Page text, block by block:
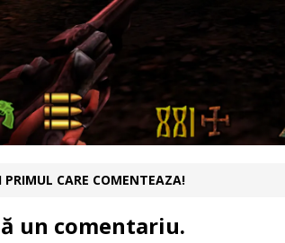
PRIMUL CARE COMENTEAZA!
un comentariu.